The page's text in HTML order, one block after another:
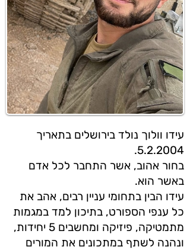
עידו וולוך נולד בירושלים בתאריך
5.2.2004.
בחור אהוב, אשר התחבר לכל אדם
באשר הוא.
עידו הבין בתחומי עניין רבים, אהב את
כל ענפי הספורט, בתיכון למד במגמות
מתמטיקה, פיזיקה ומחשבים 5 יחידות,
ונהנה לשתף במתכונים את המורים